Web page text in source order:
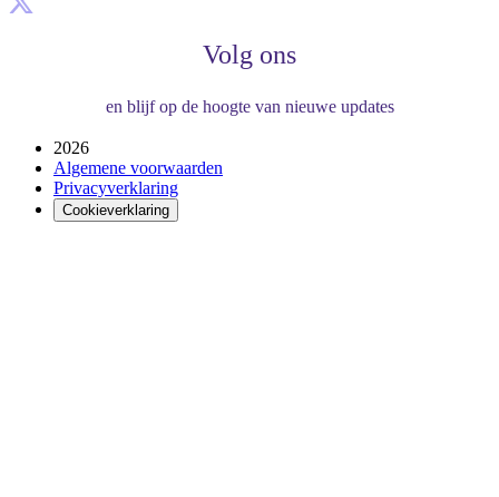
Volg ons
en blijf op de hoogte van nieuwe updates
2026
Algemene voorwaarden
Privacyverklaring
Cookieverklaring